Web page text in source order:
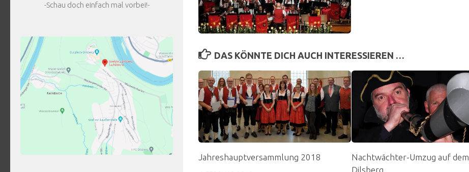
DAS KÖNNTE DICH AUCH INTERESSIEREN …
Jahreshauptversammlung 2018
Nachtwächter-Umzug auf dem
Dilsberg
-Schau doch einfach mal vorbei!-